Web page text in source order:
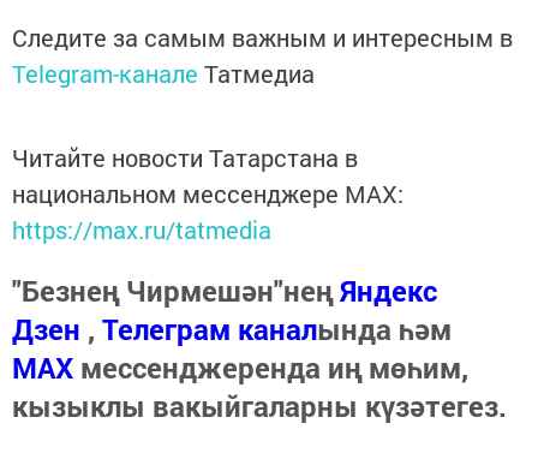
Следите за самым важным и интересным в
Telegram-канале Татмедиа
Читайте новости Татарстана в
национальном мессенджере MАХ:
https://max.ru/tatmedia
"Безнең Чирмешән"неңЯндекс
Дзен , Телеграм каналында һәм
МАХ мессенджеренда иң мөһим,
кызыклы вакыйгаларны күзәтегез.